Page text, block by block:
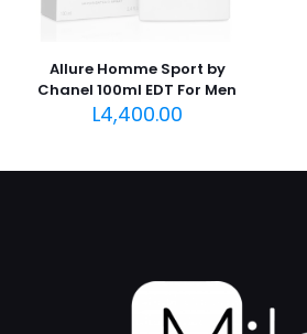
Allure Homme Sport by
Chanel 100ml EDT For Men
L4,400.00